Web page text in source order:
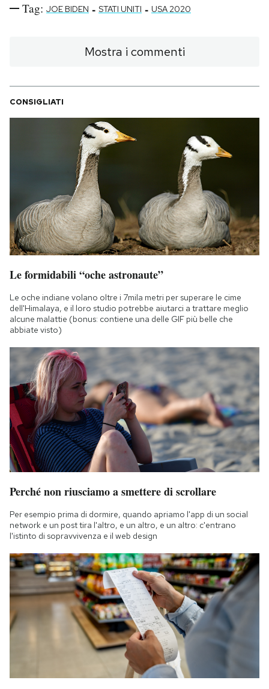
Tag: JOE BIDEN - STATI UNITI - USA 2020
Mostra i commenti
CONSIGLIATI
Le formidabili “oche astronaute”
Le oche indiane volano oltre i 7mila metri per superare le cime
dell'Himalaya, e il loro studio potrebbe aiutarci a trattare meglio
alcune malattie (bonus: contiene una delle GIF più belle che
abbiate visto)
Perché non riusciamo a smettere di scrollare
Per esempio prima di dormire, quando apriamo l'app di un social
network e un post tira l'altro, e un altro, e un altro: c'entrano
l'istinto di sopravvivenza e il web design